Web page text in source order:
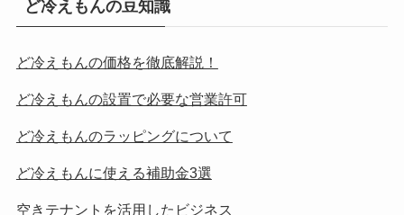
ど冷えもんの豆知識
ど冷えもんの価格を徹底解説！
ど冷えもんの設置で必要な営業許可
ど冷えもんのラッピングについて
ど冷えもんに使える補助金3選
空きテナントを活用したビジネス